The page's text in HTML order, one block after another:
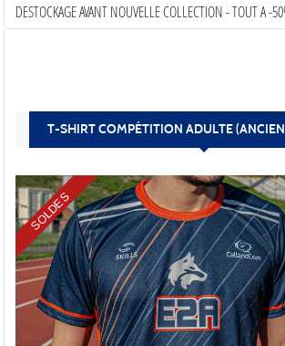
T-SHIRT COMPÉTITION ADULTE
SOLDES